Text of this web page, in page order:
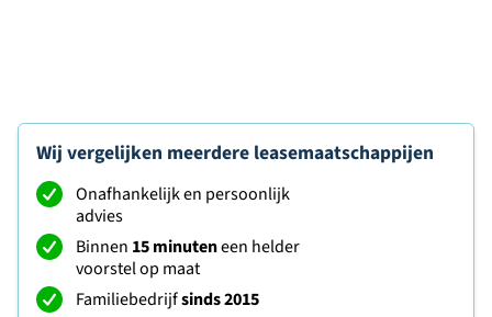
Wij vergelijken meerdere leasemaatschappijen
Onafhankelijk en persoonlijk
advies
Binnen 15 minuteneen helder
voorstel op maat
Familiebedrijfsinds 2015